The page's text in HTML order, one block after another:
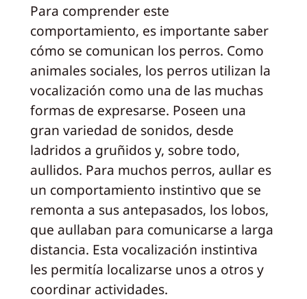
Para comprender este
comportamiento, es importante saber
cómo se comunican los perros. Como
animales sociales, los perros utilizan la
vocalización como una de las muchas
formas de expresarse. Poseen una
gran variedad de sonidos, desde
ladridos a gruñidos y, sobre todo,
aullidos. Para muchos perros, aullar es
un comportamiento instintivo que se
remonta a sus antepasados, los lobos,
que aullaban para comunicarse a larga
distancia. Esta vocalización instintiva
les permitía localizarse unos a otros y
coordinar actividades.